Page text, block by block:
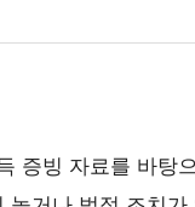
증빙 자료를 바탕